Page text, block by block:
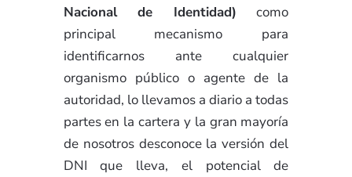
Nacional de Identidad) como
principal mecanismo para
identificarnos ante cualquier
organismo público o agente de la
autoridad, lo llevamos a diario a todas
partes en la cartera y la gran mayoría
de nosotros desconoce la versión del
DNI que lleva, el potencial de